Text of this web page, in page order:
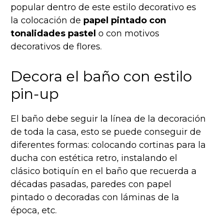
popular dentro de este estilo decorativo es
la colocación de papel pintado con
tonalidades pastel o con motivos
decorativos de flores.
Decora el baño con estilo
pin-up
El baño debe seguir la línea de la decoración
de toda la casa, esto se puede conseguir de
diferentes formas: colocando cortinas para la
ducha con estética retro, instalando el
clásico botiquín en el baño que recuerda a
décadas pasadas, paredes con papel
pintado o decoradas con láminas de la
época, etc.